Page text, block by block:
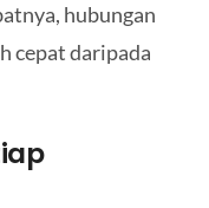
hubungan
cepat daripada